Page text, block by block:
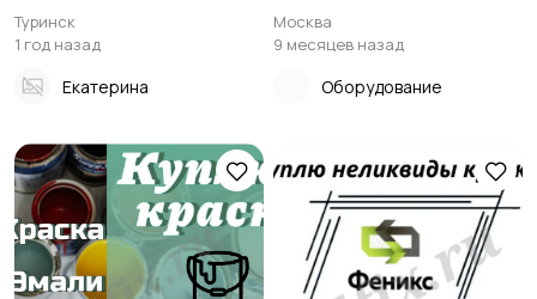
Туринск
1 год назад
Екатерина
Москва
9 месяцев назад
Оборудование